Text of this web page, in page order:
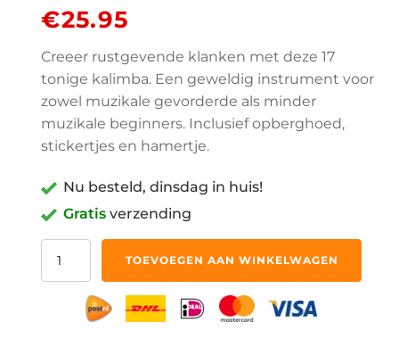
€25.95
Creeer rustgevende klanken met deze 17
tonige kalimba. Een geweldig instrument voor
zowel muzikale gevorderde als minder
muzikale beginners. Inclusief opberghoed,
stickertjes en hamertje.
Nu besteld, dinsdag in huis!
Gratis verzending
Kalimba
Duimpiano
TOEVOEGEN AAN WINKELWAGEN